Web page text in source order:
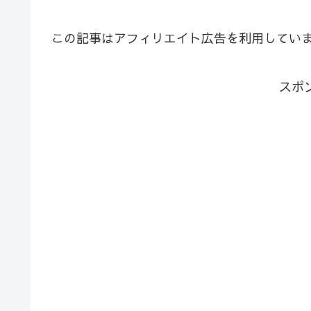
この記事はアフィリエイト広告を利用していま
スポ